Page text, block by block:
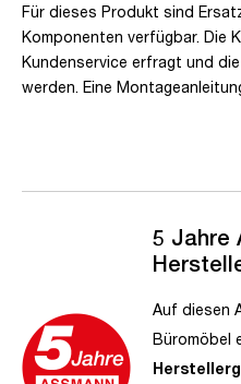
Für dieses Produkt sind
Komponenten verfügbar. Die
Kundenservice erfragt und
werden. Eine
5 Jahre
Auf diesen
Büromöbel